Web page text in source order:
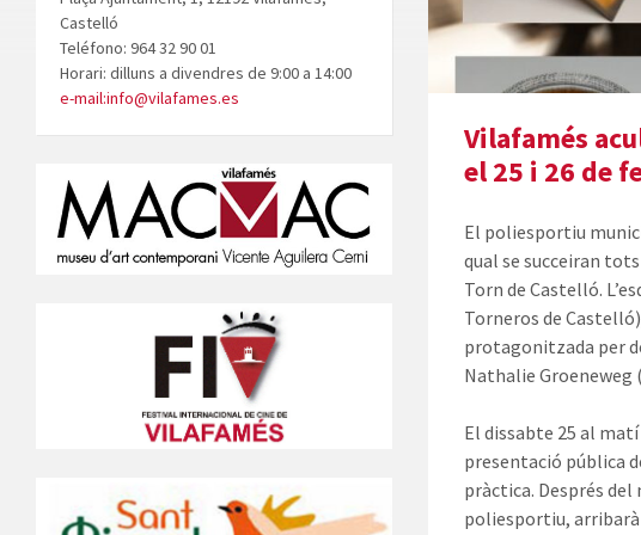
Vilafamés
el 25 i 26 de
El poliesportiu
qual se succeiran
Torn de Castelló.
Torneros de
protagonitzada per
Nathalie Groeneweg
El dissabte 25 al
presentació pública
pràctica. Després
poliesportiu, arribarà
Castelló
Teléfono: 964 32 90 01
Horari: dilluns a divendres de 9:00 a 14:00
e-mail:info@vilafames.es